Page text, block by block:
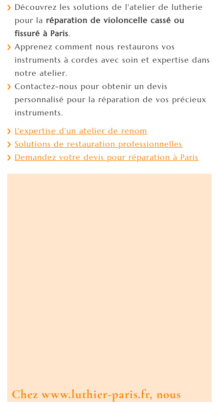
Découvrez les solutions de l'atelier de lutherie
pour la réparation de violoncelle cassé ou
fissuré à Paris.
Apprenez comment nous restaurons vos
instruments à cordes avec soin et expertise dans
notre atelier.
Contactez-nous pour obtenir un devis
personnalisé pour la réparation de vos précieux
instruments.
L'expertise d'un atelier de renom
Solutions de restauration professionnelles
Demandez votre devis pour réparation à Paris
Chez www.luthier-paris.fr, nous